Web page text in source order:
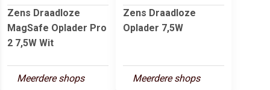
Zens Draadloze
MagSafe Oplader Pro
2 7,5W Wit
Meerdere shops
Zens Draadloze
Oplader 7,5W
Meerdere shops